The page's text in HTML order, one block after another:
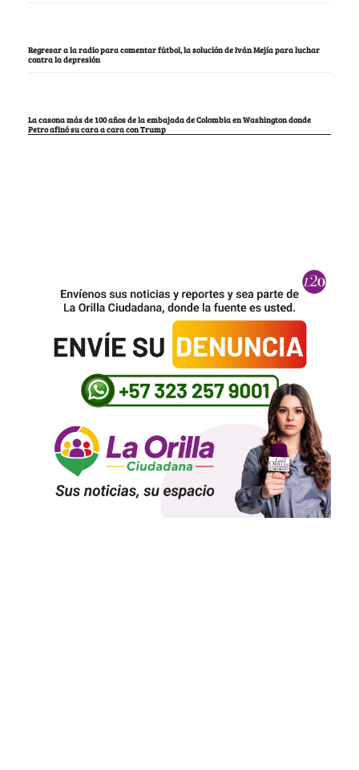
Regresar a la radio para comentar fútbol, la solución de Iván Mejía para luchar
contra la depresión
La casona más de 100 años de la embajada de Colombia en Washington donde
Petro afinó su cara a cara con Trump